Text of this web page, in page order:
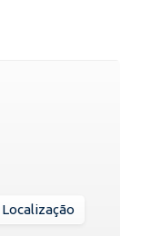
Localização